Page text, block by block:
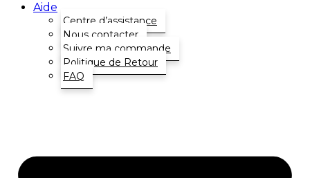
Aide
Centre d’assistance
Nous contacter
Suivre ma commande
Politique de Retour
FAQ